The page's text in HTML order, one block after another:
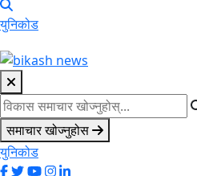
युनिकोड
समाचार खोज्नुहोस
युनिकोड